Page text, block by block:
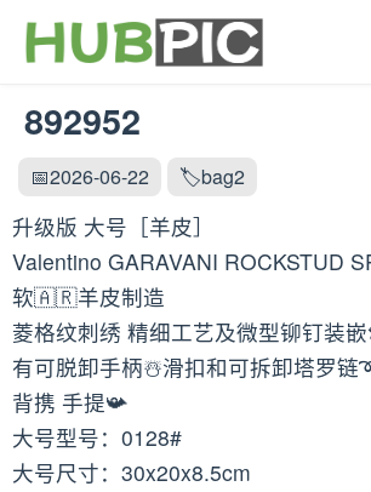
892952
📅2026-06-22 🏷️bag2
升级版 大号［羊皮］
Valentino GARAVANI ROCKSTUD
软🇦🇷羊皮制造
菱格纹刺绣 精细工艺及微型铆钉装
有可脱卸手柄☃️滑扣和可拆卸塔罗链
背携 手提📯
大号型号：0128#
大号尺寸：30x20x8.5cm